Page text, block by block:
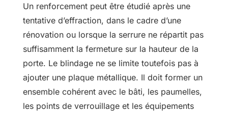
Un renforcement peut être étudié après une
tentative d’effraction, dans le cadre d’une
rénovation ou lorsque la serrure ne répartit pas
suffisamment la fermeture sur la hauteur de la
porte. Le blindage ne se limite toutefois pas à
ajouter une plaque métallique. Il doit former un
ensemble cohérent avec le bâti, les paumelles,
les points de verrouillage et les équipements